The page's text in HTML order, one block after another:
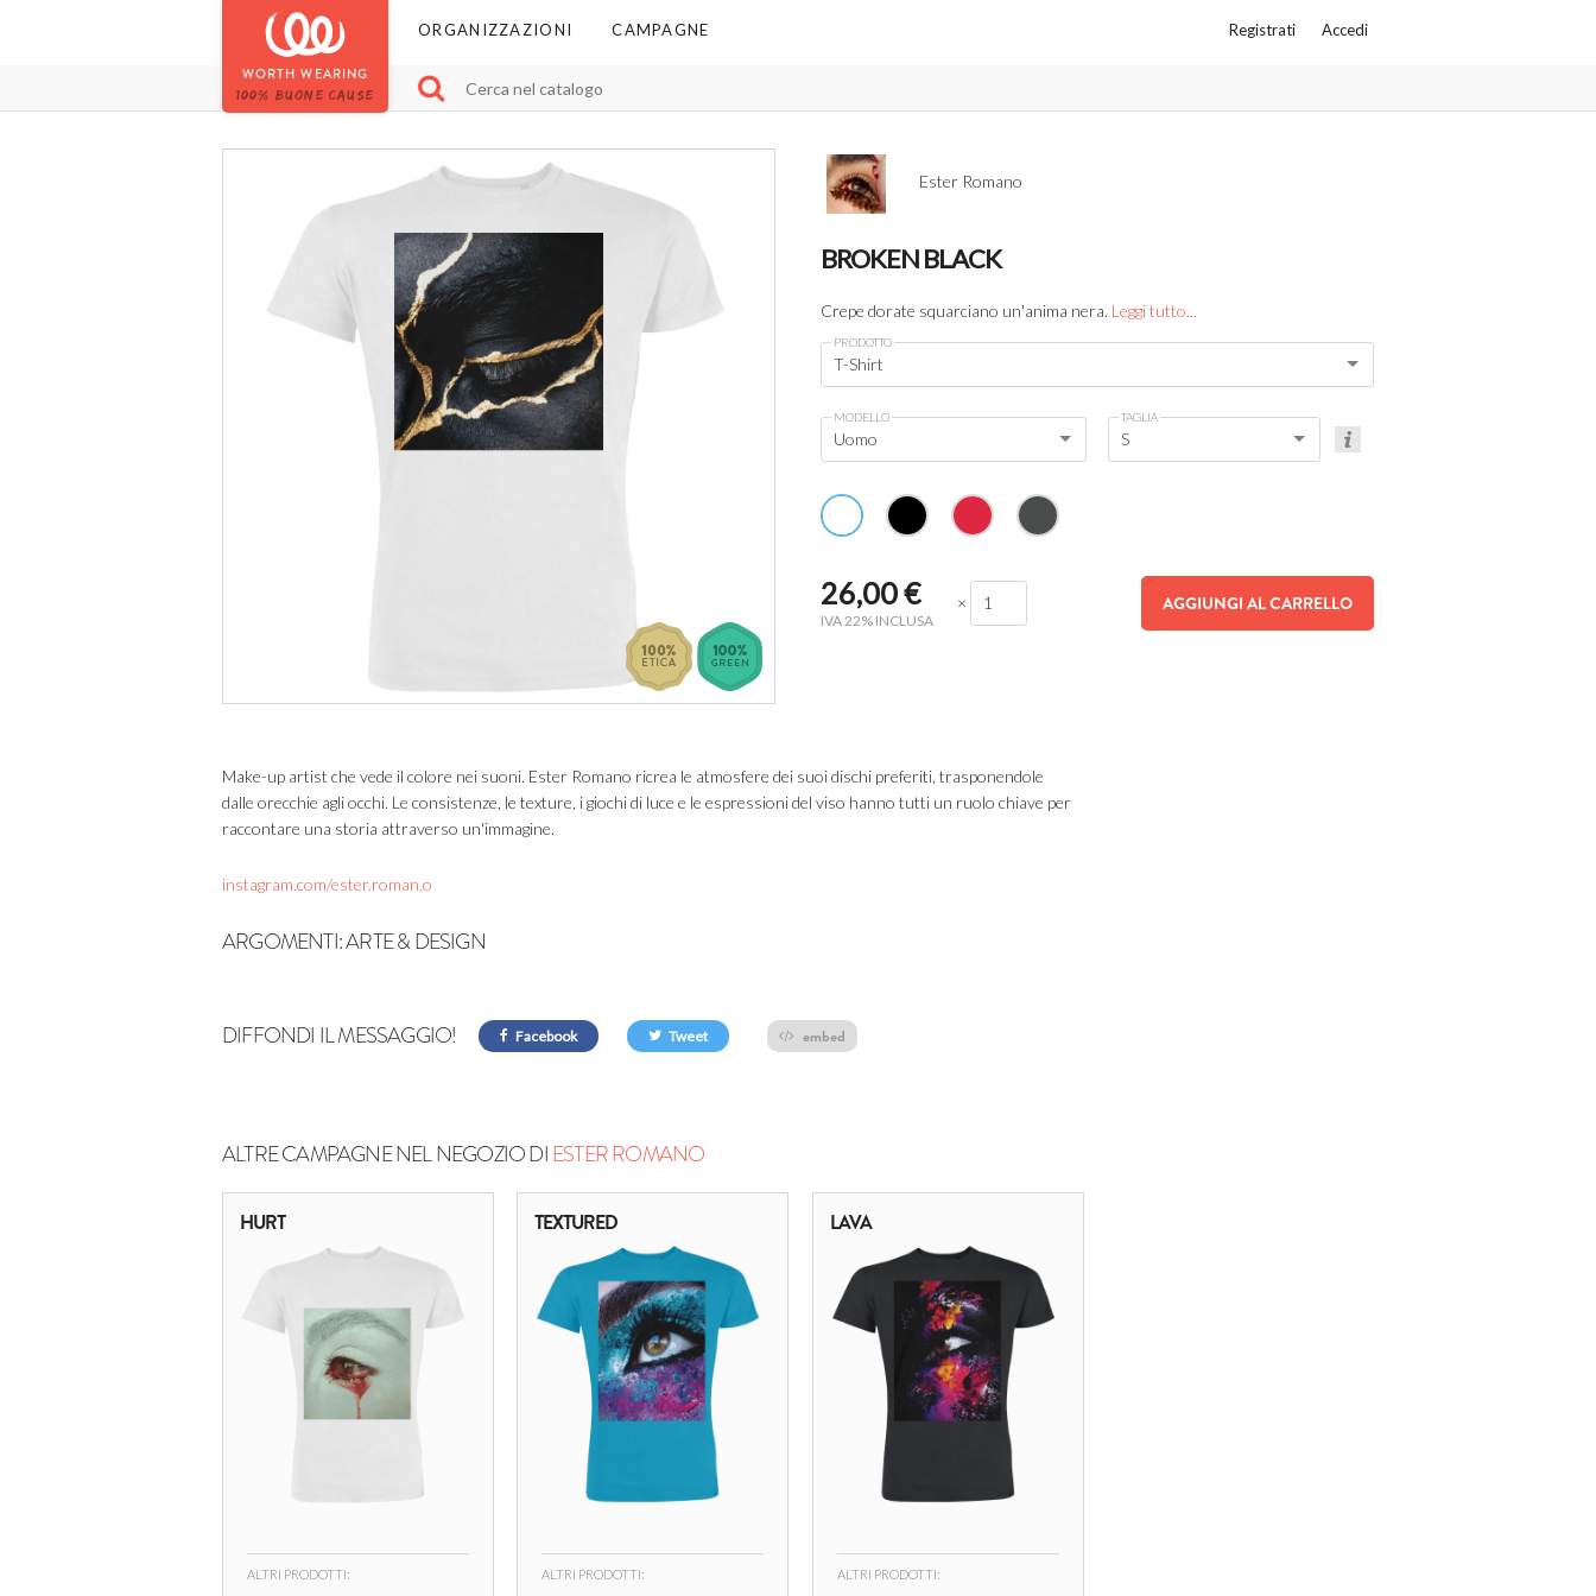
WORTH WEARING
100% BUONE CAUSE
Registrati Accedi
ORGANIZZAZIONI CAMPAGNE
Ester Romano
BROKEN BLACK
Crepe dorate squarciano un'anima nera. Leggi tutto...
PRODOTTO
T-Shirt
MODELLO
Uomo
TAGLIA
S
26,00€
IVA 22% INCLUSA
× AGGIUNGI AL CARRELLO
Make-up artist che vede il colore nei suoni. Ester Romano ricrea le atmosfere dei suoi dischi preferiti, trasponendole
dalle orecchie agli occhi. Le consistenze, le texture, i giochi di luce e le espressioni del viso hanno tutti un ruolo chiave per
raccontare una storia attraverso un'immagine.
instagram.com/ester.roman.o
ARGOMENTI:ARTE & DESIGN
DIFFONDI IL MESSAGGIO! Facebook Tweet embed
ALTRE CAMPAGNE NEL NEGOZIO DIESTER ROMANO
HURT
ALTRI PRODOTTI:
TEXTURED
ALTRI PRODOTTI:
LAVA
ALTRI PRODOTTI: